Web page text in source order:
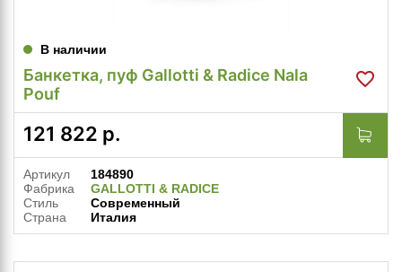
В наличии
Банкетка, пуф Gallotti & Radice Nala
Pouf
121 822 р.
Артикул
184890
Фабрика
GALLOTTI & RADICE
Стиль
Современный
Страна
Италия